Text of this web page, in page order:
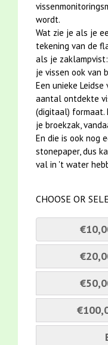
wordt.
Wat zie je als je
tekening van de
als je
je vissen ook van
Een unieke
aantal ontdekte
(digitaal) formaat.
je broekzak,
En die is ook nog
stonepaper, dus
val in 't water
CHOOSE OR